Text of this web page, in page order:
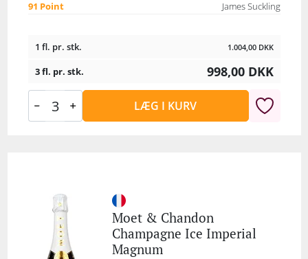
91 Point James Suckling
1 fl. pr. stk. 1.004,00 DKK
3 fl. pr. stk. 998,00 DKK
LÆG I KURV
Moet & Chandon
Champagne Ice Imperial
Magnum